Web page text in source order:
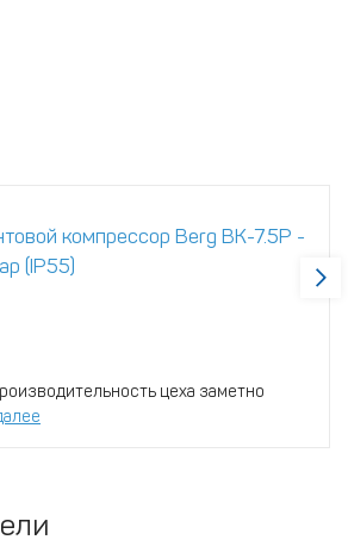
компрессор Berg ВК-7.5Р -
(IP55)
цеха заметно